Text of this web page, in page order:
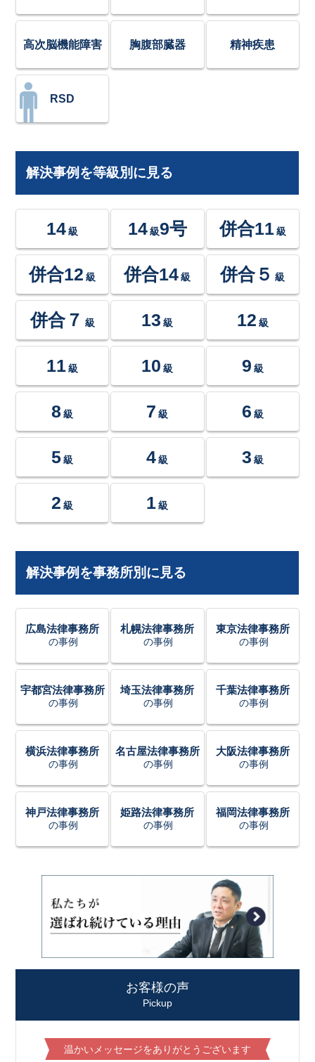
高次脳機能障害 胸腹部臓器 精神疾患
RSD
解決事例を等級別に見る
14 級 14級9号 併合11 級
併合12 級 併合14 級 併合５ 級
併合７ 級 13 級 12 級
11 級 10 級 9 級
8 級 7 級 6 級
5 級 4 級 3 級
2 級 1 級
解決事例を事務所別に見る
広島法律事務所
の事例
札幌法律事務所
の事例
東京法律事務所
の事例
宇都宮法律事務所
の事例
埼玉法律事務所
の事例
千葉法律事務所
の事例
横浜法律事務所
の事例
名古屋法律事務所
の事例
大阪法律事務所
の事例
神戸法律事務所
の事例
姫路法律事務所
の事例
福岡法律事務所
の事例
お客様の声
Pickup
温かいメッセージをありがとうございます